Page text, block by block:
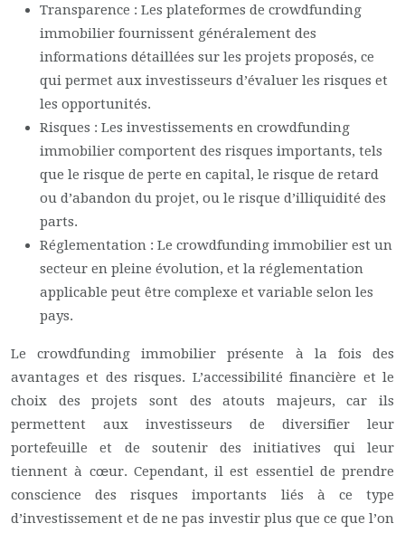
Transparence : Les plateformes de crowdfunding
immobilier fournissent généralement des
informations détaillées sur les projets proposés, ce
qui permet aux investisseurs d’évaluer les risques et
les opportunités.
Risques : Les investissements en crowdfunding
immobilier comportent des risques importants, tels
que le risque de perte en capital, le risque de retard
ou d’abandon du projet, ou le risque d’illiquidité des
parts.
Réglementation : Le crowdfunding immobilier est un
secteur en pleine évolution, et la réglementation
applicable peut être complexe et variable selon les
pays.
Le crowdfunding immobilier présente à la fois des
avantages et des risques. L’accessibilité financière et le
choix des projets sont des atouts majeurs, car ils
permettent aux investisseurs de diversifier leur
portefeuille et de soutenir des initiatives qui leur
tiennent à cœur. Cependant, il est essentiel de prendre
conscience des risques importants liés à ce type
d’investissement et de ne pas investir plus que ce que l’on